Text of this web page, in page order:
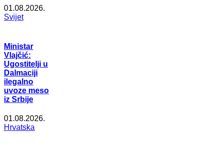
01.08.2026.
Svijet
Ministar
Vlajčić:
Ugostitelji u
Dalmaciji
ilegalno
uvoze meso
iz Srbije
01.08.2026.
Hrvatska